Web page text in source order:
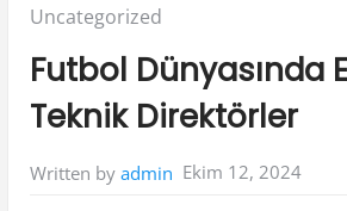
Posted
Uncategorized
Futbol Dünyasında
Teknik Direktörler
Written by admin Ekim 12, 2024